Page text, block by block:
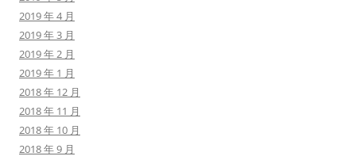
2019 年 4 月
2019 年 3 月
2019 年 2 月
2019 年 1 月
2018 年 12 月
2018 年 11 月
2018 年 10 月
2018 年 9 月